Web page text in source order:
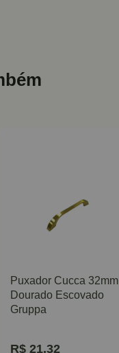
Puxador Cucca 32mm
Dourado Escovado
Gruppa
R$21,32